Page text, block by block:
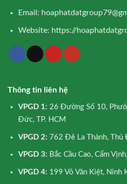
Email:
Website: https://
Thông tin liên hệ
VPGD 1: 26 Đường Số 10,
Đức, TP. HCM
VPGD 2: 762 Đê La Thành, Thủ
VPGD 3: Bắc Cầu Cao, Cẩm
VPGD 4: 199 Võ Văn Kiệt, Ninh